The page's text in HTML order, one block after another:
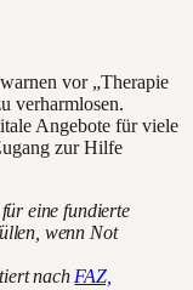
vor „Therapie
verharmlosen.
Angebote für viele
zur Hilfe
eine fundierte
wenn Not
nach FAZ,